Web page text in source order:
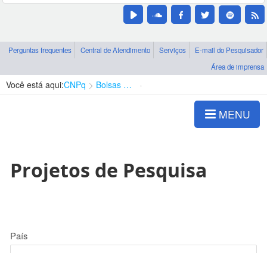
Perguntas frequentes Central de Atendimento Serviços
E-mail do Pesquisador
Área de imprensa
Você está aqui:CNPq Bolsas e Auxílios Vigentes
MENU
Projetos de Pesquisa
País